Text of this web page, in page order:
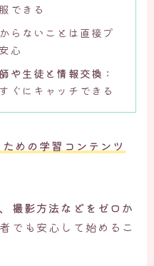
できる
らないことは直接プ
心
や生徒と情報交換 ：
ぐにキャッチできる
めの学習コンテンツ
撮影方法などをゼロか
でも安心して始めるこ